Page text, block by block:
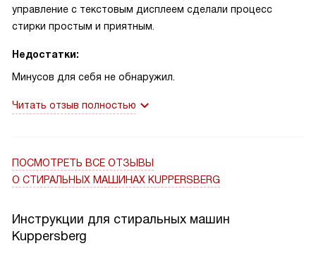
управление с текстовым дисплеем сделали процесс
стирки простым и приятным.
Недостатки:
Минусов для себя не обнаружил.
Читать отзыв полностью
ПОСМОТРЕТЬ ВСЕ ОТЗЫВЫ
О СТИРАЛЬНЫХ МАШИНАХ KUPPERSBERG
Инструкции для стиральных машин
Kuppersberg